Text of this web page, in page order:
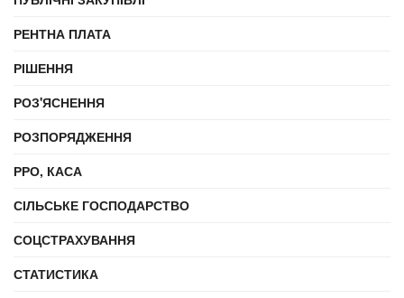
РЕНТНА ПЛАТА
РІШЕННЯ
РОЗ'ЯСНЕННЯ
РОЗПОРЯДЖЕННЯ
РРО, КАСА
СІЛЬСЬКЕ ГОСПОДАРСТВО
СОЦСТРАХУВАННЯ
СТАТИСТИКА